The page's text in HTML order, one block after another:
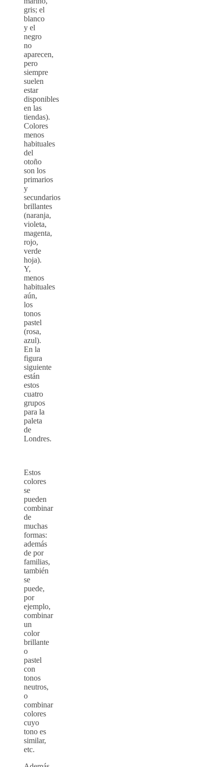
gris; el
blanco
y el
negro
no
aparecen,
pero
siempre
suelen
estar
disponibles
en las
tiendas).
Colores
menos
habituales
del
otoño
son los
primarios
y
secundarios
brillantes
(naranja,
violeta,
magenta,
rojo,
verde
hoja).
Y,
menos
habituales
aún,
los
tonos
pastel
(rosa,
azul).
En la
figura
siguiente
están
estos
cuatro
grupos
para la
paleta
de
Londres.
Estos
colores
se
pueden
combinar
de
muchas
formas:
además
de por
familias,
también
se
puede,
por
ejemplo,
combinar
un
color
brillante
o
pastel
con
tonos
neutros,
o
combinar
colores
cuyo
tono es
similar,
etc.